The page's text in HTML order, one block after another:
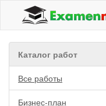
Каталог работ
Все работы
Бизнес-план